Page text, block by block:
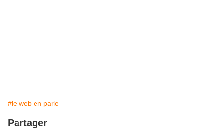
#le web en parle
Partager